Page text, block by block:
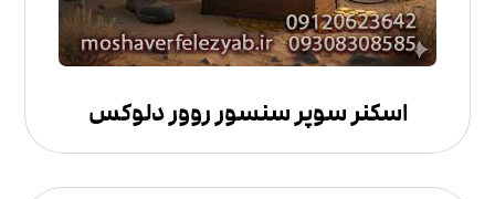
اسکنر سوپر سنسور روور دلوکس